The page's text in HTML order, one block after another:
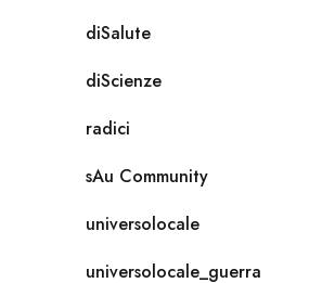
diSalute
diScienze
radici
sAu Community
universolocale
universolocale_guerra